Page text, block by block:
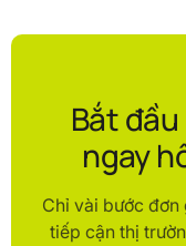
Bắt
ngay
Chỉ vài bước đơn
tiếp cận thị